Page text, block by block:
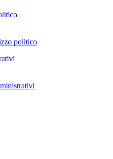
politico